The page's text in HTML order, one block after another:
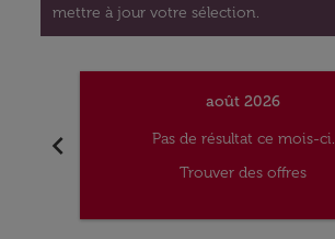
mettre à jour votre sélection.
chevron_left
août 2026
Pas de résultat ce mois-ci.
Trouver des offres